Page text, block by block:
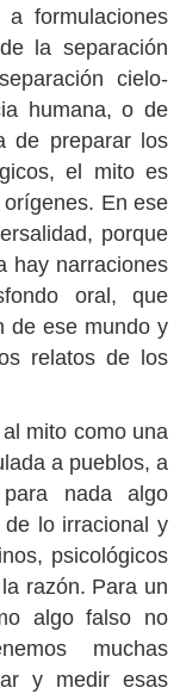
formulaciones
la separación
cielo-
humana, o de
de preparar los
el mito es
En ese
porque
hay narraciones
oral, que
de ese mundo y
relatos de los
mito como una
a pueblos, a
nada algo
lo irracional y
psicológicos
razón. Para un
algo falso no
muchas
y medir esas